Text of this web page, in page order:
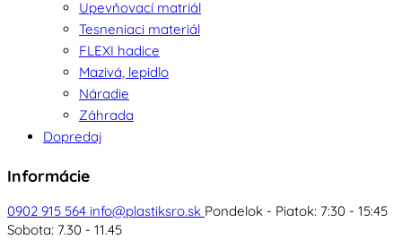
Upevňovací matriál
Tesneniaci materiál
FLEXI hadice
Mazivá, lepidlo
Náradie
Záhrada
Dopredaj
Informácie
0902 915 564 info@plastiksro.sk Pondelok - Piatok: 7:30 - 15:45
Sobota: 7.30 - 11.45